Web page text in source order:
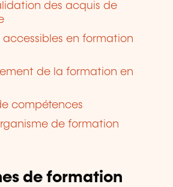
des acquis de
accessibles en formation
de la formation en
compétences
de formation
de formation